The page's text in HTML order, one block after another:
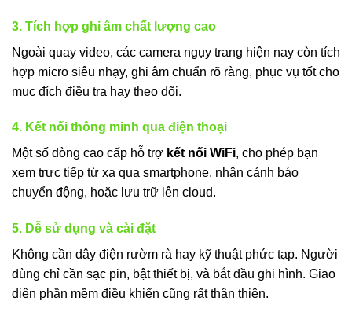
3. Tích hợp ghi âm chất lượng cao
Ngoài quay video, các camera ngụy trang hiện nay còn tích
hợp micro siêu nhạy, ghi âm chuẩn rõ ràng, phục vụ tốt cho
mục đích điều tra hay theo dõi.
4. Kết nối thông minh qua điện thoại
Một số dòng cao cấp hỗ trợ kết nối WiFi, cho phép bạn
xem trực tiếp từ xa qua smartphone, nhận cảnh báo
chuyển động, hoặc lưu trữ lên cloud.
5. Dễ sử dụng và cài đặt
Không cần dây điện rườm rà hay kỹ thuật phức tạp. Người
dùng chỉ cần sạc pin, bật thiết bị, và bắt đầu ghi hình. Giao
diện phần mềm điều khiển cũng rất thân thiện.